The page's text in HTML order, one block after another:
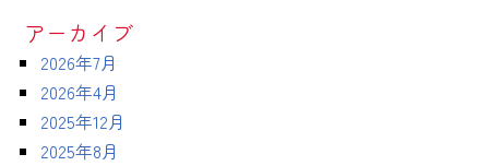
アーカイブ
2026年7月
2026年4月
2025年12月
2025年8月